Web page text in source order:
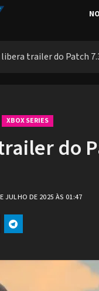
libera trailer do Patch
XBOX SERIES
do
JULHO DE 2025 ÀS 01:47